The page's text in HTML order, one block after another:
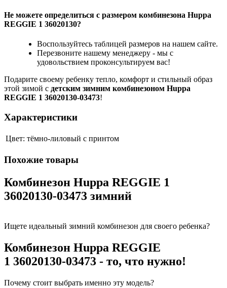
Не можете определиться с размером комбинезона Huppa
REGGIE 1 36020130?
Воспользуйтесь таблицей размеров на нашем сайте.
Перезвоните нашему менеджеру - мы с
удовольствием проконсультируем вас!
Подарите своему ребенку тепло, комфорт и стильный образ
этой зимой с детским зимним комбинезоном Huppa
REGGIE 1 36020130-03473!
Характеристики
Цвет: тёмно-лилoвый с принтом
Похожие товары
Комбинезон Huppa REGGIE 1
36020130-03473 зимний
Ищете идеальный зимний комбинезон для своего ребенка?
Комбинезон Huppa REGGIE
1 36020130-03473 - то, что нужно!
Почему стоит выбрать именно эту модель?